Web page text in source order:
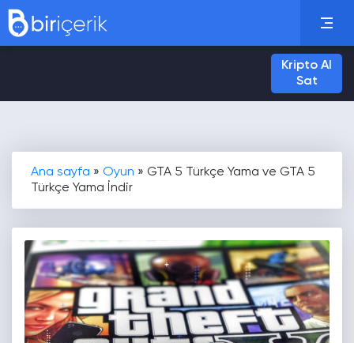
Kripto Al
Sat
Ana sayfa » Oyun » GTA 5 Türkçe Yama ve GTA 5
Türkçe Yama İndir